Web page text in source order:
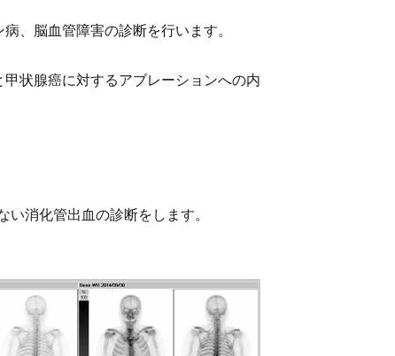
、脳血管障害の診断を行います。
状腺癌に対するアブレーションへの内
消化管出血の診断をします。